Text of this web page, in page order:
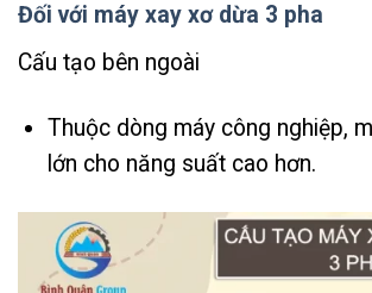
Đối với máy xay xơ dừa 3 pha
Cấu tạo bên ngoài
Thuộc dòng máy công nghiệp,
lớn cho năng suất cao hơn.